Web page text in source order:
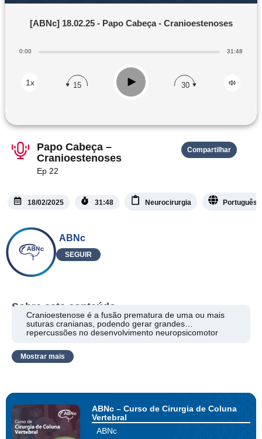
[ABNc] 18.02.25 - Papo Cabeça - Cranioestenoses
0:00 31:48
1x 15 Play 30
Papo Cabeça –
Cranioestenoses
Ep 22
Compartilhar
18/02/2025 31:48 Neurocirurgia Português
ABNc
SEGUIR
Sobre este conteúdo
Cranioestenose é a fusão prematura de uma ou mais
suturas cranianas, podendo gerar grandes
repercussões no desenvolvimento neuropsicomotor
Acadêmica de Neurologia Clínica e Cirúrgica da UFT,
tiram suas dúvidas sobre a apresentação clínica, o
Mostrar mais
ABNc – Curso de Cirurgia de Coluna
Vertebral
ABNc